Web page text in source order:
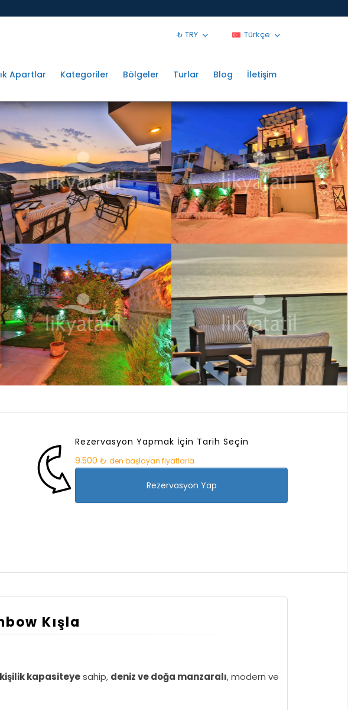
₺ TRY Türkçe
Apartlar Kategoriler Bölgeler Turlar Blog İletişim
Rezervasyon Yapmak İçin Tarih Seçin
9.500 ₺ den başlayan fiyatlarla
Rezervasyon Yap
Kışla
kapasiteyesahip, deniz ve doğa manzaralı, modern ve